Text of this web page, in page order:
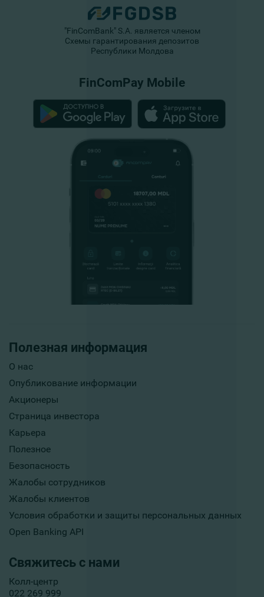
Полезная информация
О нас
Опубликование информации
Акционеры
Страница инвестора
Карьера
Полезное
Безопасность
Жалобы сотрудников
Жалобы клиентов
Условия обработки и защиты персональных данных
Open Banking API
Свяжитесь с нами
Колл-центр
022 269 999
"FinComBank" S.A. является членом
Схемы гарантирования депозитов
Республики Молдова
FinComPay Mobile